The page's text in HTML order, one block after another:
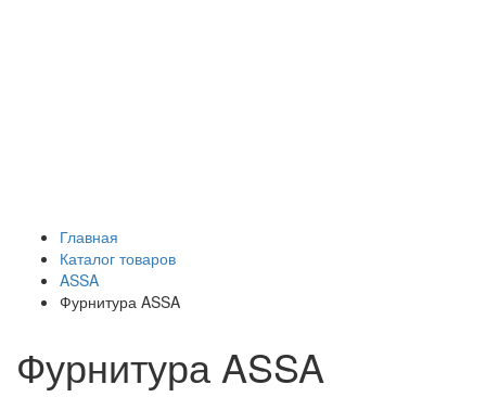
Главная
Каталог товаров
ASSA
Фурнитура ASSA
Фурнитура ASSA